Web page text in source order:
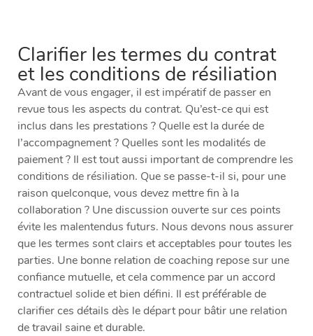
Clarifier les termes du contrat
et les conditions de résiliation
Avant de vous engager, il est impératif de passer en
revue tous les aspects du contrat. Qu’est-ce qui est
inclus dans les prestations ? Quelle est la durée de
l’accompagnement ? Quelles sont les modalités de
paiement ? Il est tout aussi important de comprendre les
conditions de résiliation. Que se passe-t-il si, pour une
raison quelconque, vous devez mettre fin à la
collaboration ? Une discussion ouverte sur ces points
évite les malentendus futurs. Nous devons nous assurer
que les termes sont clairs et acceptables pour toutes les
parties. Une bonne relation de coaching repose sur une
confiance mutuelle, et cela commence par un accord
contractuel solide et bien défini. Il est préférable de
clarifier ces détails dès le départ pour bâtir une relation
de travail saine et durable.